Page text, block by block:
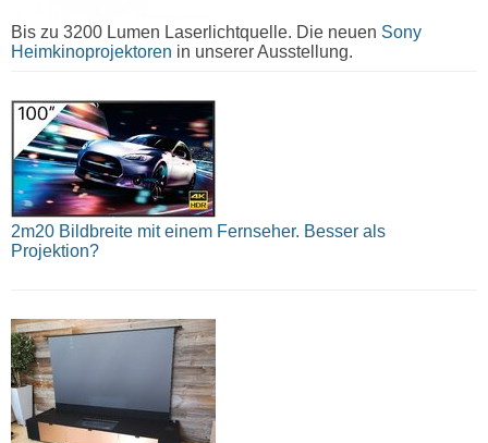
Bis zu 3200 Lumen Laserlichtquelle. Die neuen Sony
Heimkinoprojektoren in unserer Ausstellung.
2m20 Bildbreite mit einem Fernseher. Besser als
Projektion?